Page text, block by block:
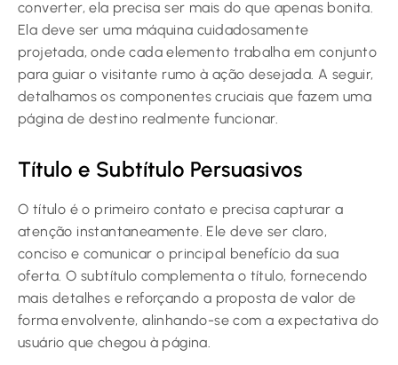
converter, ela precisa ser mais do que apenas bonita.
Ela deve ser uma máquina cuidadosamente
projetada, onde cada elemento trabalha em conjunto
para guiar o visitante rumo à ação desejada. A seguir,
detalhamos os componentes cruciais que fazem uma
página de destino realmente funcionar.
Título e Subtítulo Persuasivos
O título é o primeiro contato e precisa capturar a
atenção instantaneamente. Ele deve ser claro,
conciso e comunicar o principal benefício da sua
oferta. O subtítulo complementa o título, fornecendo
mais detalhes e reforçando a proposta de valor de
forma envolvente, alinhando-se com a expectativa do
usuário que chegou à página.